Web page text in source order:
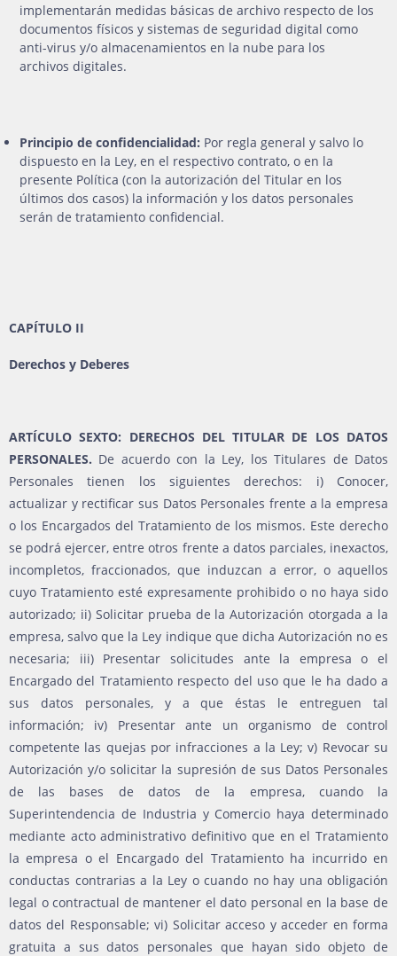
implementarán medidas básicas de archivo respecto de los
documentos físicos y sistemas de seguridad digital como
anti-virus y/o almacenamientos en la nube para los
archivos digitales.
Principio de confidencialidad: Por regla general y salvo lo
dispuesto en la Ley, en el respectivo contrato, o en la
presente Política (con la autorización del Titular en los
últimos dos casos) la información y los datos personales
serán de tratamiento confidencial.
CAPÍTULO II
Derechos y Deberes
ARTÍCULO SEXTO: DERECHOS DEL TITULAR DE LOS DATOS
PERSONALES. De acuerdo con la Ley, los Titulares de Datos
Personales tienen los siguientes derechos: i) Conocer,
actualizar y rectificar sus Datos Personales frente a la empresa
o los Encargados del Tratamiento de los mismos. Este derecho
se podrá ejercer, entre otros frente a datos parciales, inexactos,
incompletos, fraccionados, que induzcan a error, o aquellos
cuyo Tratamiento esté expresamente prohibido o no haya sido
autorizado; ii) Solicitar prueba de la Autorización otorgada a la
empresa, salvo que la Ley indique que dicha Autorización no es
necesaria; iii) Presentar solicitudes ante la empresa o el
Encargado del Tratamiento respecto del uso que le ha dado a
sus datos personales, y a que éstas le entreguen tal
información; iv) Presentar ante un organismo de control
competente las quejas por infracciones a la Ley; v) Revocar su
Autorización y/o solicitar la supresión de sus Datos Personales
de las bases de datos de la empresa, cuando la
Superintendencia de Industria y Comercio haya determinado
mediante acto administrativo definitivo que en el Tratamiento
la empresa o el Encargado del Tratamiento ha incurrido en
conductas contrarias a la Ley o cuando no hay una obligación
legal o contractual de mantener el dato personal en la base de
datos del Responsable; vi) Solicitar acceso y acceder en forma
gratuita a sus datos personales que hayan sido objeto de